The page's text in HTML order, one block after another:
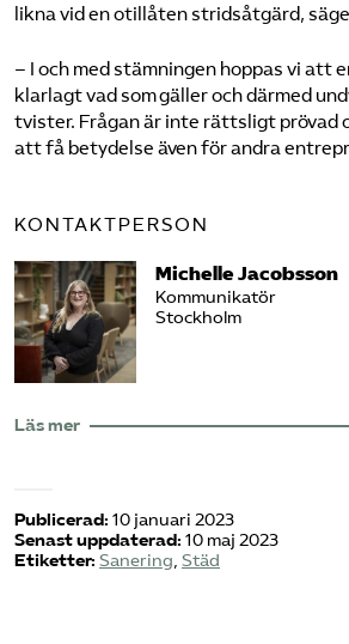
likna vid en otillåten stridsåtgärd,
– I och med stämningen hoppas vi att
klarlagt vad som gäller och därmed
tvister. Frågan är inte rättsligt prövad
att få betydelse även för andra
KONTAKTPERSON
Michelle Jacobsson
Kommunikatör
Stockholm
Läs mer
Publicerad: 10 januari 2023
Senast uppdaterad: 10 maj 2023
Etiketter: Sanering, Städ